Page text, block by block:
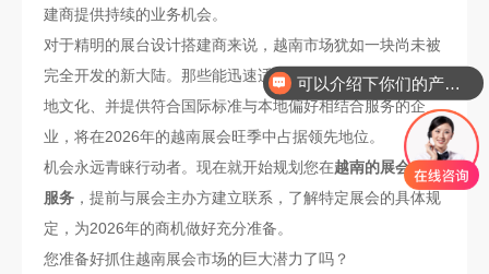
建商提供持续的业务机会。
对于精明的展台设计搭建商来说，越南市场犹如一块尚未被
完全开发的新大陆。那些能迅速适应越南市场特点、理解当
地文化、并提供符合国际标准与本地偏好相结合服务的企
业，将在2026年的越南展会旺季中占据领先地位。
机会永远青睐行动者。现在就开始规划您在越南的展会搭建
服务 ，提前与展会主办方建立联系，了解特定展会的具体规
定，为2026年的商机做好充分准备。
您准备好抓住越南展会市场的巨大潜力了吗？
你们是怎么收费的呢